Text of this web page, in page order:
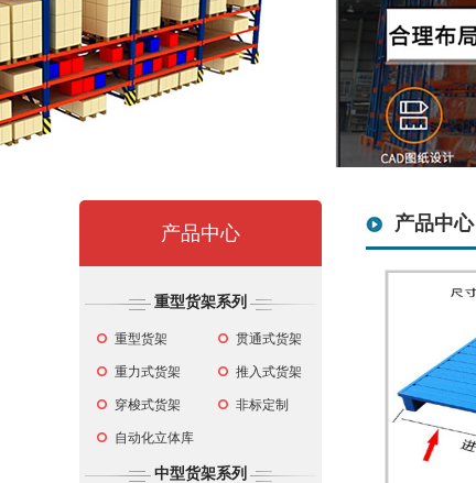
产品中心
重型货架系列
重型货架 贯通式货架
重力式货架 推入式货架
穿梭式货架 非标定制
自动化立体库
中型货架系列
产品中心